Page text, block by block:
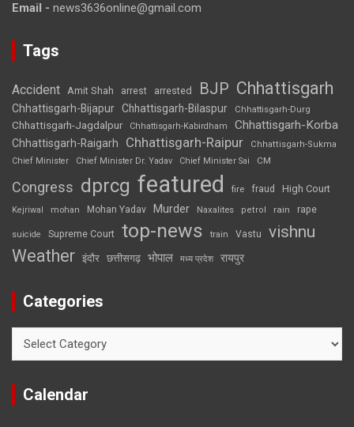
Email - news3636online@gmail.com
Tags
Accident Amit Shah arrest arrested BJP Chhattisgarh
Chhattisgarh-Bijapur Chhattisgarh-Bilaspur Chhattisgarh-Durg
Chhattisgarh-Jagdalpur Chhattisgarh-Kabirdham Chhattisgarh-Korba
Chhattisgarh-Raigarh Chhattisgarh-Raipur
Chhattisgarh-Sukma
Chief Minister
Chief Minister Dr. Yadav Chief Minister Sai CM
Congress dprcg featured fire fraud High Court
Kejriwal mohan Mohan Yadav Murder Naxalites petrol rain rape
suicide Supreme Court top-news train Vastu vishnu
Weather इंदौर छत्तीसगढ़ भोपाल मध्य प्रदेश रायपुर
Categories
Calendar